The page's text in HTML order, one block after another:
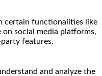
certain functionalities like
social media platforms,
features.
and analyze the